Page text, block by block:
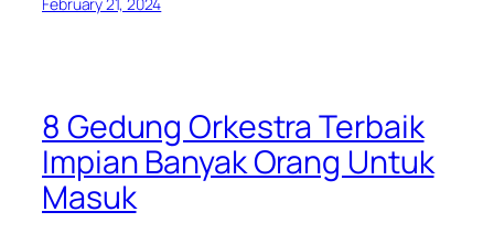
8 Gedung Orkestra Terbaik
Impian Banyak Orang Untuk
Masuk